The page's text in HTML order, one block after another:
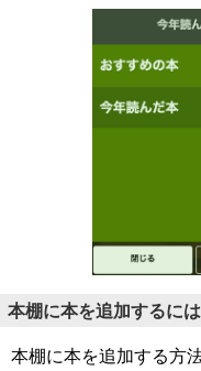
本棚に本を追加するに
本棚に本を追加する方